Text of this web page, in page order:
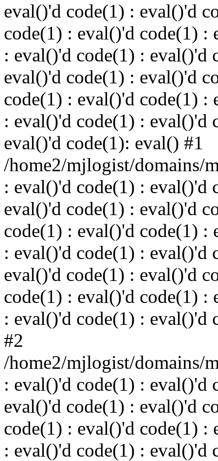
eval()'d code(1) : eval()'d
code(1) : eval()'d code(1) :
: eval()'d code(1) : eval()'d
eval()'d code(1) : eval()'d
code(1) : eval()'d code(1) :
: eval()'d code(1) : eval()'d
eval()'d code(1): eval() #1
/home2/mjlogist/domains/
: eval()'d code(1) : eval()'d
eval()'d code(1) : eval()'d
code(1) : eval()'d code(1) :
: eval()'d code(1) : eval()'d
eval()'d code(1) : eval()'d
code(1) : eval()'d code(1) :
: eval()'d code(1) : eval()'d
#2
/home2/mjlogist/domains/
: eval()'d code(1) : eval()'d
eval()'d code(1) : eval()'d
code(1) : eval()'d code(1) :
: eval()'d code(1) : eval()'d